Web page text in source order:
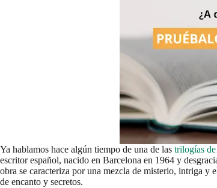
Ya hablamos hace algún tiempo de una de las trilogías
escritor español, nacido en Barcelona en 1964 y
obra se caracteriza por una mezcla de misterio, intriga y
de encanto y secretos.